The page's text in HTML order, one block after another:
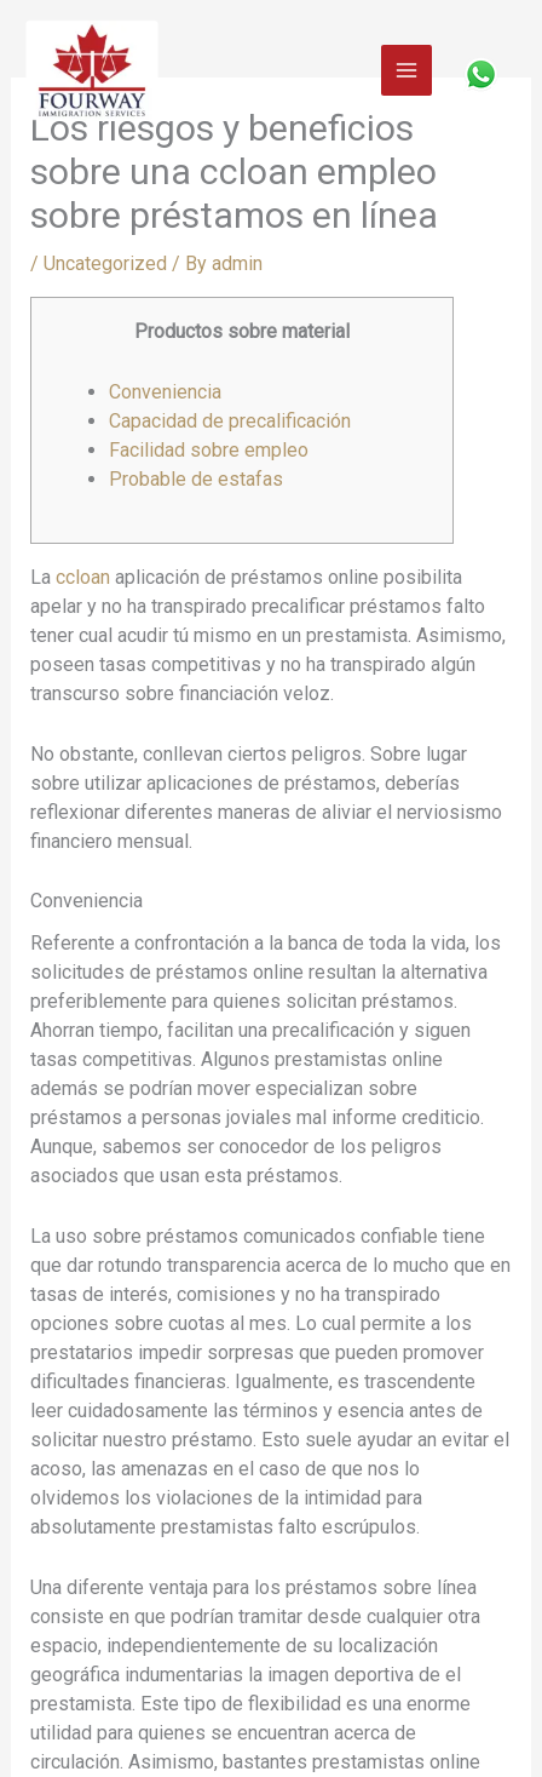
content
Los riesgos y beneficios
sobre una ccloan empleo
sobre préstamos en línea
/ Uncategorized / By admin
Productos sobre material
Conveniencia
Capacidad de precalificación
Facilidad sobre empleo
Probable de estafas
La ccloan aplicación de préstamos online posibilita
apelar y no ha transpirado precalificar préstamos falto
tener cual acudir tú mismo en un prestamista. Asimismo,
poseen tasas competitivas y no ha transpirado algún
transcurso sobre financiación veloz.
No obstante, conllevan ciertos peligros. Sobre lugar
sobre utilizar aplicaciones de préstamos, deberías
reflexionar diferentes maneras de aliviar el nerviosismo
financiero mensual.
Conveniencia
Referente a confrontación a la banca de toda la vida, los
solicitudes de préstamos online resultan la alternativa
preferiblemente para quienes solicitan préstamos.
Ahorran tiempo, facilitan una precalificación y siguen
tasas competitivas. Algunos prestamistas online
además se podrí­an mover especializan sobre
préstamos a personas joviales mal informe crediticio.
Aunque, sabemos ser conocedor de los peligros
asociados que usan esta préstamos.
La uso sobre préstamos comunicados confiable tiene
que dar rotundo transparencia acerca de lo mucho que en
tasas de interés, comisiones y no ha transpirado
opciones sobre cuotas al mes. Lo cual permite a los
prestatarios impedir sorpresas que pueden promover
dificultades financieras. Igualmente, es trascendente
leer cuidadosamente las términos y esencia antes de
solicitar nuestro préstamo. Esto suele ayudar an evitar el
acoso, las amenazas en el caso de que nos lo
olvidemos los violaciones de la intimidad para
absolutamente prestamistas falto escrúpulos.
Una diferente ventaja para los préstamos sobre línea
consiste en que podrían tramitar desde cualquier otra
espacio, independientemente de su localización
geográfica indumentarias la imagen deportiva de el
prestamista. Este tipo de flexibilidad es una enorme
utilidad para quienes se encuentran acerca de
circulación. Asimismo, bastantes prestamistas online